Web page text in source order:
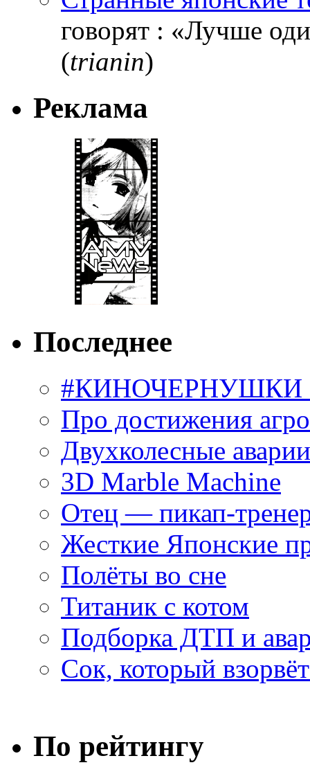
говорят : «Лучше
(trianin)
Реклама
Последнее
#КИНОЧЕРНУШКИ
Про достижения
Двухколесные
3D Marble Machine
Отец — пикап-
Жесткие Японские
Полёты во сне
Титаник с котом
Подборка ДТП и
Сок, который
По рейтингу